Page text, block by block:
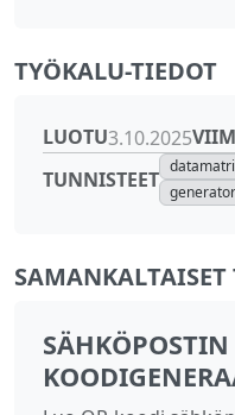
TYÖKALU-TIEDOT
LUOTU3.10.2025
TUNNISTEET
generator
SAMANKALTAISET
SÄHKÖPOSTIN